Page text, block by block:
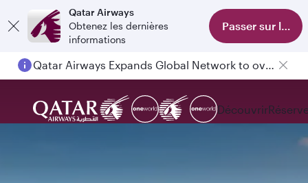
Qatar Airways
Obtenez les dernières
informations
Passer sur
Découvrir